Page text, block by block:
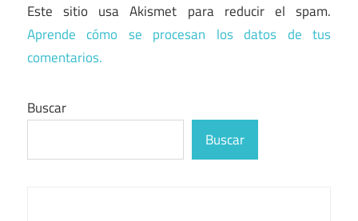
Este sitio usa Akismet para reducir el spam.
Aprende cómo se procesan los datos de tus
comentarios.
Buscar
Buscar